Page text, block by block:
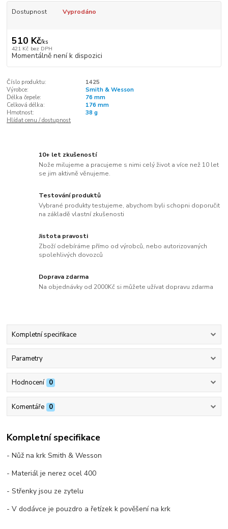
Dostupnost Vyprodáno
510 Kč/ks
421 Kč bez DPH
Momentálně není k dispozici
Číslo produktu:
1425
Výrobce:
Smith & Wesson
Délka čepele:
76 mm
Celková délka:
176 mm
Hmotnost:
38 g
Hlídat cenu / dostupnost
10+ let zkušeností
Nože milujeme a pracujeme s nimi celý život a více než 10 let
se jim aktivně věnujeme.
Testování produktů
Vybrané produkty testujeme, abychom byli schopni doporučit
na základě vlastní zkušenosti
Jistota pravosti
Zboží odebíráme přímo od výrobců, nebo autorizovaných
spolehlivých dovozců
Doprava zdarma
Na objednávky od 2000Kč si můžete užívat dopravu zdarma
Kompletní specifikace
Parametry
Hodnocení 0
Komentáře 0
Kompletní specifikace
- Nůž na krk Smith & Wesson
- Materiál je nerez ocel 400
- Střenky jsou ze zytelu
- V dodávce je pouzdro a řetízek k pověšení na krk